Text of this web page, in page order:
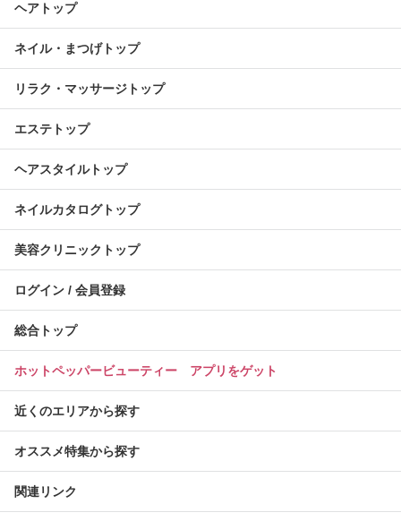
ヘアトップ
ネイル・まつげトップ
リラク・マッサージトップ
エステトップ
ヘアスタイルトップ
ネイルカタログトップ
美容クリニックトップ
ログイン / 会員登録
総合トップ
ホットペッパービューティー アプリをゲット
近くのエリアから探す
オススメ特集から探す
関連リンク